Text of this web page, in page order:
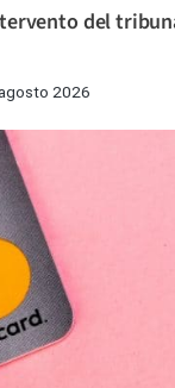
del
2026